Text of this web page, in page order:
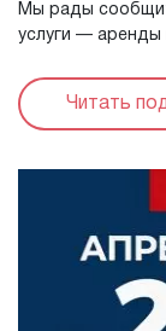
Мы рады
услуги — аренды
сезон. Эта
Читать